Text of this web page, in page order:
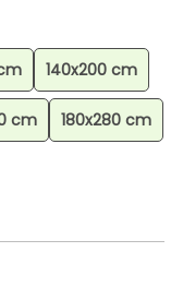
140x200 cm
cm 180x280 cm